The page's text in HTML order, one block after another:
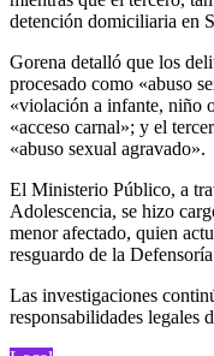
detención domiciliaria en
Gorena detalló que los
procesado como «abuso
«violación a infante, niño
«acceso carnal»; y el
«abuso sexual agravado».
El Ministerio Público, a
Adolescencia, se hizo
menor afectado, quien
resguardo de la
Las investigaciones
responsabilidades legales